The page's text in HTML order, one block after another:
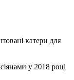
у 2018 році